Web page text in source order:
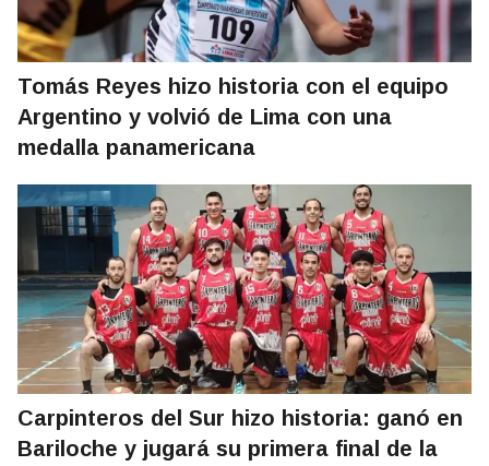
Tomás Reyes hizo historia con el equipo
Argentino y volvió de Lima con una
medalla panamericana
Carpinteros del Sur hizo historia: ganó en
Bariloche y jugará su primera final de la